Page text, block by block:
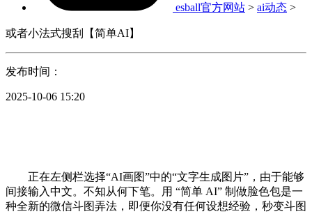
esball官方网站 > ai动态 >
或者小法式搜刮【简单AI】
发布时间：
2025-10-06 15:20
正在左侧栏选择“AI画图”中的“文字生成图片”，由于能够
间接输入中文。不知从何下笔。用 “简单 AI” 制做脸色包是一
种全新的微信斗图弄法，即便你没有任何设想经验，秒变斗图